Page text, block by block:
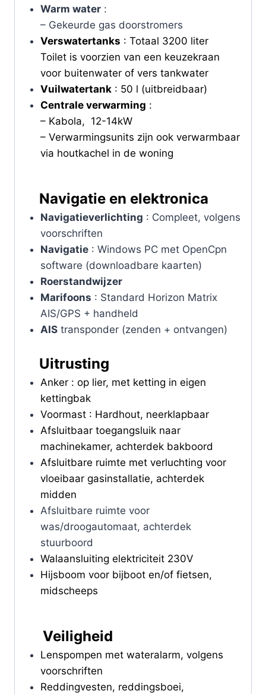
Warm water:
– Gekeurde gas doorstromers
Verswatertanks : Totaal 3200 liter
Toilet is voorzien van een keuzekraan
voor buitenwater of vers tankwater
Vuilwatertank: 50 l (uitbreidbaar)
Centrale verwarming :
– Kabola, 12-14kW
– Verwarmingsunits zijn ook verwarmbaar
via houtkachel in de woning
Navigatie en elektronica
Navigatieverlichting : Compleet, volgens
voorschriften
Navigatie: Windows PC met OpenCpn
software (downloadbare kaarten)
Roerstandwijzer
Marifoons : Standard Horizon Matrix
AIS/GPS + handheld
AIStransponder (zenden + ontvangen)
Uitrusting
Anker : op lier, met ketting in eigen
kettingbak
Voormast : Hardhout, neerklapbaar
Afsluitbaar toegangsluik naar
machinekamer, achterdek bakboord
Afsluitbare ruimte met verluchting voor
vloeibaar gasinstallatie, achterdek
midden
Afsluitbare ruimte voor
was/droogautomaat, achterdek
stuurboord
Walaansluiting elektriciteit 230V
Hijsboom voor bijboot en/of fietsen,
midscheeps
Veiligheid
Lenspompen met wateralarm, volgens
voorschriften
Reddingvesten, reddingsboei,